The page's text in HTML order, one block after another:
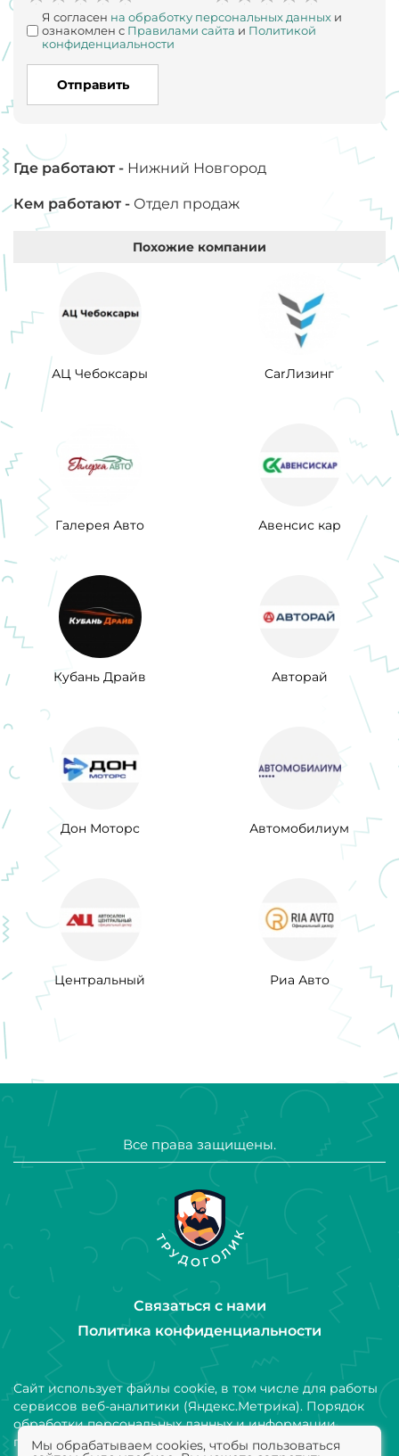
Я согласен на обработку персональных данных и
ознакомлен с Правилами сайта и Политикой
конфиденциальности
Отправить
Где работают - Нижний Новгород
Кем работают - Отдел продаж
Похожие компании
АЦ Чебоксары CarЛизинг
Галерея Авто Авенсис кар
Кубань Драйв Авторай
Дон Моторс Автомобилиум
Центральный Риа Авто
Все права защищены.
Связаться с нами
Политика конфиденциальности
Сайт использует файлы cookie, в том числе для работы
сервисов веб-аналитики (Яндекс.Метрика). Порядок
обработки персональных данных и информации,
получаемой с использованием файлов cookie,
Мы обрабатываем cookies, чтобы пользоваться